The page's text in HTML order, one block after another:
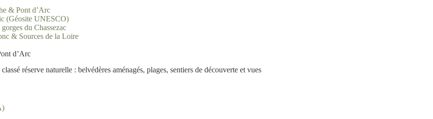
& Pont d’Arc
(Géosite UNESCO)
du Chassezac
& Sources de la Loire
d’Arc
réserve naturelle : belvédères aménagés, plages, sentiers de découverte et vues